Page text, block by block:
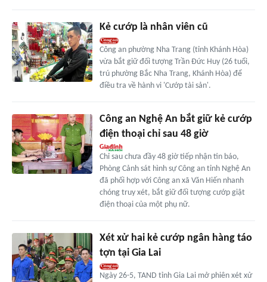
Kẻ cướp là nhân viên cũ
Công an phường Nha Trang (tỉnh Khánh Hòa)
vừa bắt giữ đối tượng Trần Đức Huy (26 tuổi,
trú phường Bắc Nha Trang, Khánh Hòa) để
điều tra về hành vi 'Cướp tài sản'.
Công an Nghệ An bắt giữ kẻ cướp
điện thoại chỉ sau 48 giờ
Chỉ sau chưa đầy 48 giờ tiếp nhận tin báo,
Phòng Cảnh sát hình sự Công an tỉnh Nghệ An
đã phối hợp với Công an xã Văn Hiến nhanh
chóng truy xét, bắt giữ đối tượng cướp giật
điện thoại của một phụ nữ.
Xét xử hai kẻ cướp ngân hàng táo
tợn tại Gia Lai
Ngày 26-5, TAND tỉnh Gia Lai mở phiên xét xử